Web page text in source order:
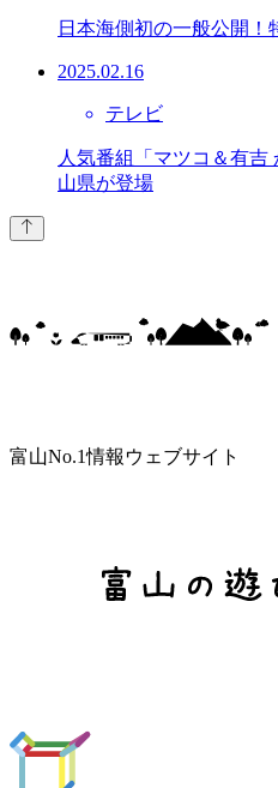
日本海側初の一般公開！
2025.02.16
テレビ
人気番組「マツコ＆有吉
山県が登場
富山No.1情報ウェブサイト